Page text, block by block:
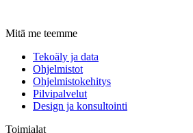
Mitä me teemme
Tekoäly ja data
Ohjelmistot
Ohjelmistokehitys
Pilvipalvelut
Design ja konsultointi
Toimialat